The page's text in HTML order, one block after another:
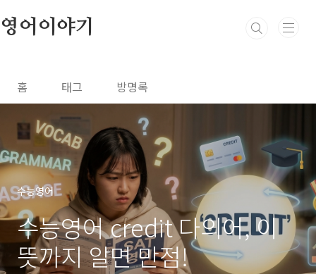
영어이야기
홈 태그 방명록
수능영어
수능영어 credit 다의어, 이
뜻까지 알면 만점!